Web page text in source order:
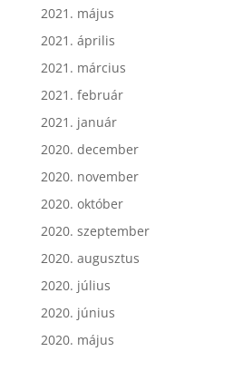
2021. május
2021. április
2021. március
2021. február
2021. január
2020. december
2020. november
2020. október
2020. szeptember
2020. augusztus
2020. július
2020. június
2020. május